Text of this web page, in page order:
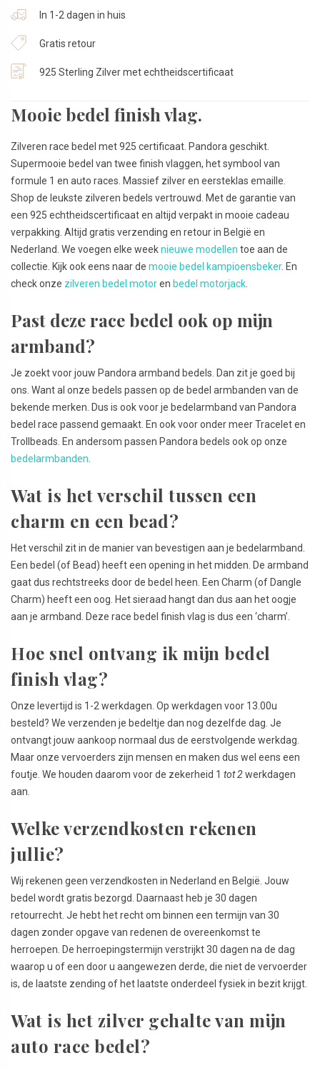
In 1-2 dagen in huis
Gratis retour
925 Sterling Zilver met echtheidscertificaat
Mooie bedel finish vlag.
Zilveren race bedel met 925 certificaat. Pandora geschikt.
Supermooie bedel van twee finish vlaggen, het symbool van
formule 1 en auto races. Massief zilver en eersteklas emaille.
Shop de leukste zilveren bedels vertrouwd. Met de garantie van
een 925 echtheidscertificaat en altijd verpakt in mooie cadeau
verpakking. Altijd gratis verzending en retour in België en
Nederland. We voegen elke weeknieuwe modellen toe aan de
collectie. Kijk ook eens naar de mooie bedel kampioensbeker. En
check onze zilveren bedel motoren bedel motorjack.
Past deze race bedel ook op mijn
armband?
Je zoekt voor jouw Pandora armband bedels. Dan zit je goed bij
ons. Want al onze bedels passen op de bedel armbanden van de
bekende merken. Dus is ook voor je bedelarmband van Pandora
bedel race passend gemaakt. En ook voor onder meer Tracelet en
Trollbeads. En andersom passen Pandora bedels ook op onze
bedelarmbanden.
Wat is het verschil tussen een
charm en een bead?
Het verschil zit in de manier van bevestigen aan je bedelarmband.
Een bedel (of Bead) heeft een opening in het midden. De armband
gaat dus rechtstreeks door de bedel heen. Een Charm (of Dangle
Charm) heeft een oog. Het sieraad hangt dan dus aan het oogje
aan je armband. Deze race bedel finish vlag is dus een ‘charm’.
Hoe snel ontvang ik mijn bedel
finish vlag?
Onze levertijd is 1-2 werkdagen. Op werkdagen voor 13.00u
besteld? We verzenden je bedeltje dan nog dezelfde dag. Je
ontvangt jouw aankoop normaal dus de eerstvolgende werkdag.
Maar onze vervoerders zijn mensen en maken dus wel eens een
foutje. We houden daarom voor de zekerheid 1 tot 2werkdagen
aan.
Welke verzendkosten rekenen
jullie?
Wij rekenen geen verzendkosten in Nederland en België. Jouw
bedel wordt gratis bezorgd. Daarnaast heb je 30 dagen
retourrecht. Je hebt het recht om binnen een termijn van 30
dagen zonder opgave van redenen de overeenkomst te
herroepen. De herroepingstermijn verstrijkt 30 dagen na de dag
waarop u of een door u aangewezen derde, die niet de vervoerder
is, de laatste zending of het laatste onderdeel fysiek in bezit krijgt.
Wat is het zilver gehalte van mijn
auto race bedel?